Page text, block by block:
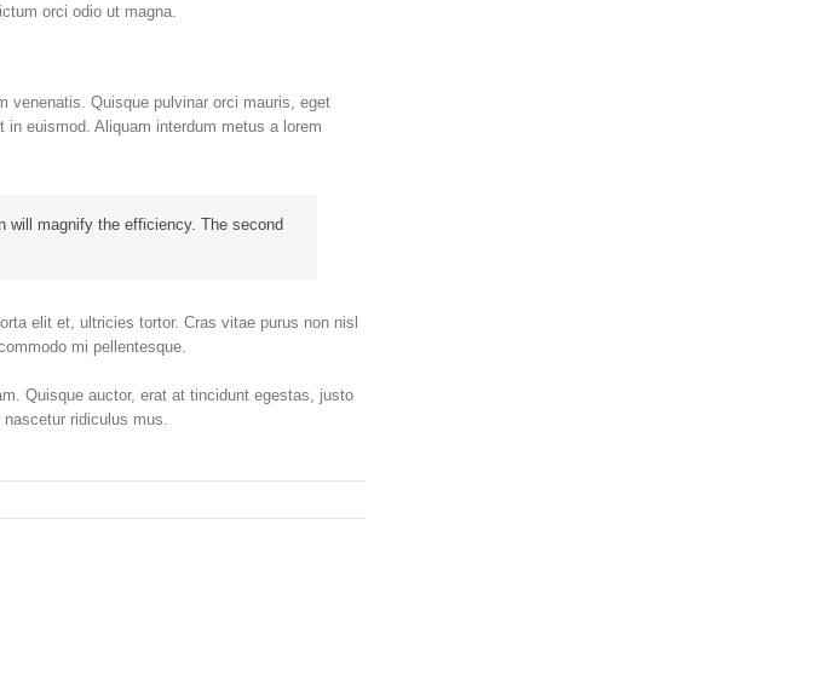
orci odio ut magna.
venenatis. Quisque pulvinar orci mauris, eget
euismod. Aliquam interdum metus a lorem
will magnify the efficiency. The second
elit et, ultricies tortor. Cras vitae purus non nisl
mi pellentesque.
Quisque auctor, erat at tincidunt egestas, justo
ridiculus mus.